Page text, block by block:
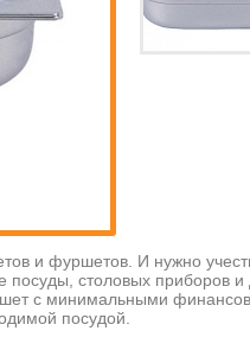
и фуршетов. И нужно
посуды, столовых приборов
с минимальными
посудой.